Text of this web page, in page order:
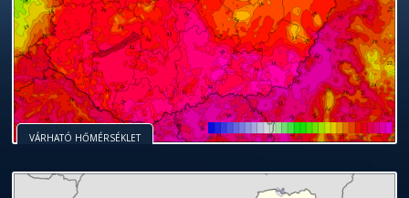
VÁRHATÓ HŐMÉRSÉKLET